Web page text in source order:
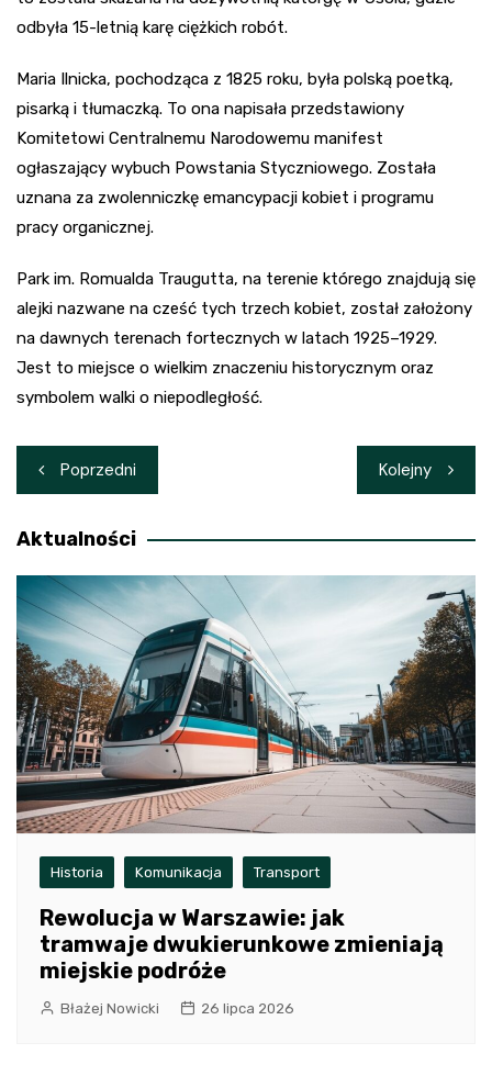
odbyła 15-letnią karę ciężkich robót.
Maria Ilnicka, pochodząca z 1825 roku, była polską poetką,
pisarką i tłumaczką. To ona napisała przedstawiony
Komitetowi Centralnemu Narodowemu manifest
ogłaszający wybuch Powstania Styczniowego. Została
uznana za zwolenniczkę emancypacji kobiet i programu
pracy organicznej.
Park im. Romualda Traugutta, na terenie którego znajdują się
alejki nazwane na cześć tych trzech kobiet, został założony
na dawnych terenach fortecznych w latach 1925–1929.
Jest to miejsce o wielkim znaczeniu historycznym oraz
symbolem walki o niepodległość.
Nawigacja
wpisu
Poprzedni Kolejny
Aktualności
Historia Komunikacja Transport
Rewolucja w Warszawie: jak
tramwaje dwukierunkowe zmieniają
miejskie podróże
Błażej Nowicki 26 lipca 2026